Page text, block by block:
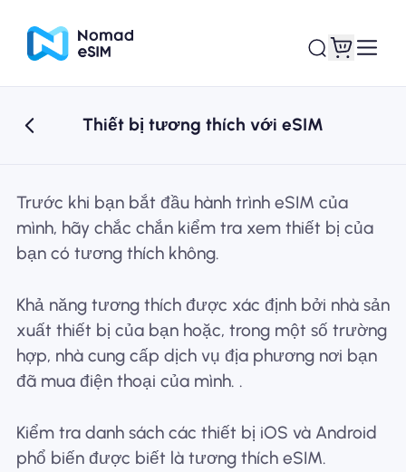
Giới thiệu về eSIM
Tại sao eSIM Nomad
Thiết bị tương thích với eSIM
Trước khi bạn bắt đầu hành trình eSIM của
mình, hãy chắc chắn kiểm tra xem thiết bị của
bạn có tương thích không.
Khả năng tương thích được xác định bởi nhà sản
xuất thiết bị của bạn hoặc, trong một số trường
hợp, nhà cung cấp dịch vụ địa phương nơi bạn
đã mua điện thoại của mình. .
Kiểm tra danh sách các thiết bị iOS và Android
phổ biến được biết là tương thích eSIM.